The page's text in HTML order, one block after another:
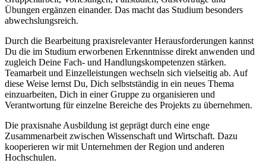
Übungen ergänzen einander. Das macht das Studium besonders
abwechslungsreich.
Durch die Bearbeitung praxisrelevanter Herausforderungen kannst
Du die im Studium erworbenen Erkenntnisse direkt anwenden und
zugleich Deine Fach- und Handlungskompetenzen stärken.
Teamarbeit und Einzelleistungen wechseln sich vielseitig ab. Auf
diese Weise lernst Du, Dich selbstständig in ein neues Thema
einzuarbeiten, Dich in einer Gruppe zu organisieren und
Verantwortung für einzelne Bereiche des Projekts zu übernehmen.
Die praxisnahe Ausbildung ist geprägt durch eine enge
Zusammenarbeit zwischen Wissenschaft und Wirtschaft. Dazu
kooperieren wir mit Unternehmen der Region und anderen
Hochschulen.